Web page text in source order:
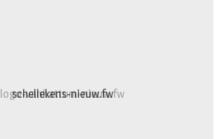
logo-vanhattum-nieuw.fw